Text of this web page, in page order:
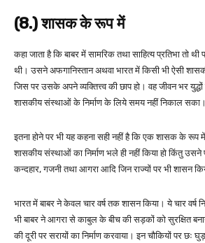
(8.) शासक के रूप में
कहा जाता है कि बाबर में सामरिक तथा साहित्य प्रतिभा तो थी
थी। उसने अफगानिस्तान अथवा भारत में किसी भी ऐसी
जिस पर उसके अपने व्यक्तित्त्व की छाप हो। वह जीवन भर युद्धों
शासकीय संस्थाओं के निर्माण के लिये समय नहीं निकाल सका।
इतना होने पर भी यह कहना सही नहीं है कि एक शासक के
शासकीय संस्थाओं का निर्माण भले ही नहीं किया हो किंतु
कन्दहार, गजनी तथा आगरा आदि जिन राज्यों पर भी शासन
भारत में बाबर ने केवल चार वर्ष तक शासन किया। ये चार वर्ष
भी बाबर ने आगरा से काबुल के बीच की सड़कों को सुरक्षित
की दूरी पर सरायों का निर्माण करवाया। इन चौकियों पर छः